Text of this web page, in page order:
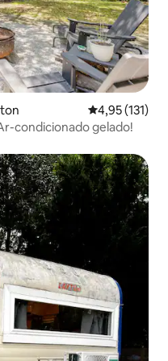
4,95 de uma
4,95 (131)
condicionado gelado!